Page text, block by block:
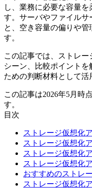
し、業務に必要な容量
す。サーバやファイルサ
と、空き容量の偏りや
す。
この記事では、ストレ
シーン、比較ポイント
ための判断材料として活
この記事は2026年5月時
す。
目次
ストレージ仮想化
ストレージ仮想化
ストレージ仮想化
ストレージ仮想化
おすすめのストレ
ストレージ仮想化